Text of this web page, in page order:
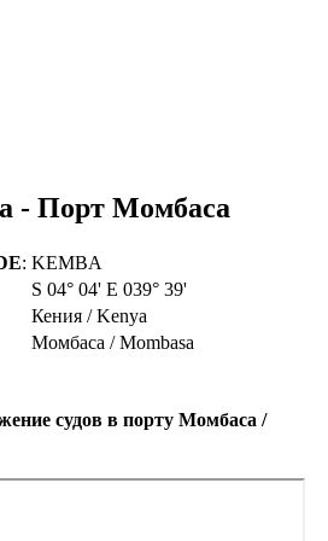
- Порт Момбаса
: KEMBA
S 04° 04' E 039° 39'
Кения / Kenya
Момбаса / Mombasa
судов в порту Момбаса /